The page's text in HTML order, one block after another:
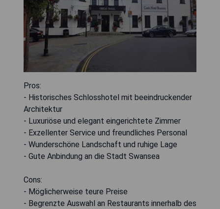
Pros:
- Historisches Schlosshotel mit beeindruckender
Architektur
- Luxuriöse und elegant eingerichtete Zimmer
- Exzellenter Service und freundliches Personal
- Wunderschöne Landschaft und ruhige Lage
- Gute Anbindung an die Stadt Swansea
Cons:
- Möglicherweise teure Preise
- Begrenzte Auswahl an Restaurants innerhalb des